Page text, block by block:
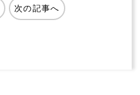
次の記事へ